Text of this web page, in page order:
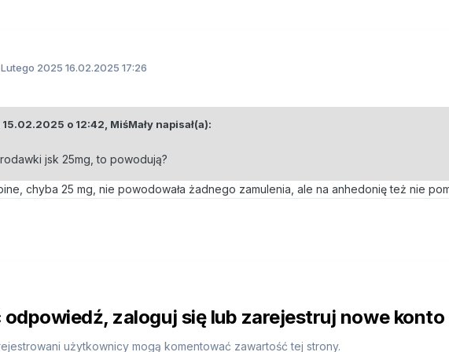
Lutego 2025 16.02.2025 17:26
o 12:42, MiśMały napisał(a):
jsk 25mg, to powodują?
chyba 25 mg, nie powodowała żadnego zamulenia, ale na anhedonię też nie
zaloguj się lub zarejestruj nowe konto
użytkownicy mogą komentować zawartość tej strony.